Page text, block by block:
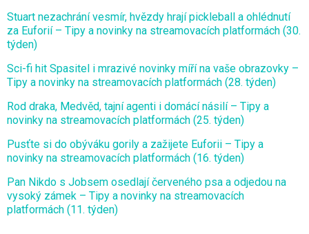
Stuart nezachrání vesmír, hvězdy hrají pickleball a ohlédnutí
za Euforií – Tipy a novinky na streamovacích platformách (30.
týden)
Sci-fi hit Spasitel i mrazivé novinky míří na vaše obrazovky –
Tipy a novinky na streamovacích platformách (28. týden)
Rod draka, Medvěd, tajní agenti i domácí násilí – Tipy a
novinky na streamovacích platformách (25. týden)
Pusťte si do obýváku gorily a zažijete Euforii – Tipy a
novinky na streamovacích platformách (16. týden)
Pan Nikdo s Jobsem osedlají červeného psa a odjedou na
vysoký zámek – Tipy a novinky na streamovacích
platformách (11. týden)